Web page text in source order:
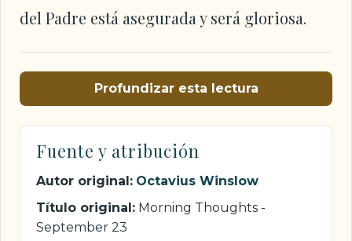
del Padre está asegurada y será gloriosa.
Profundizar esta lectura
Fuente y atribución
Autor original: Octavius Winslow
Título original: Morning Thoughts -
September 23